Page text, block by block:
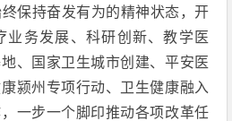
终保持奋发有为的精神状态，开
业务发展、科研创新、教学医
、国家卫生城市创建、平安医
颍州专项行动、卫生健康融入
一步一个脚印推动各项改革任